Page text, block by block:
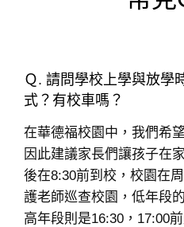
教
育
機
構
Ｑ. 請問學校上學與放學
式？有校車嗎？
在華德福校園中，我們希
因此建議家長們讓孩子在
後在8:30前到校，校園在
護老師巡查校園，低年段
高年段則是16:30，17:00